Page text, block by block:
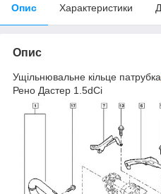
Опис Характеристики
Опис
Ущільнювальне кільце патрубка
Рено Дастер 1.5dCi